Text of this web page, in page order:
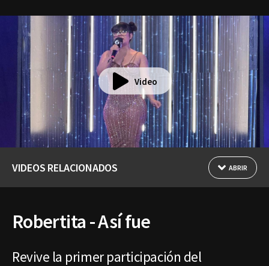
Video
VIDEOS RELACIONADOS ABRIR
Robertita - Así fue
Revive la primer participación del